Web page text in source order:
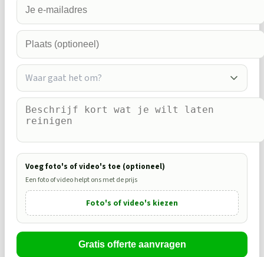
Waar gaat het om?
Voeg foto's of video's toe (optioneel)
Een foto of video helpt ons met de prijs
Foto's of video's kiezen
Gratis offerte aanvragen